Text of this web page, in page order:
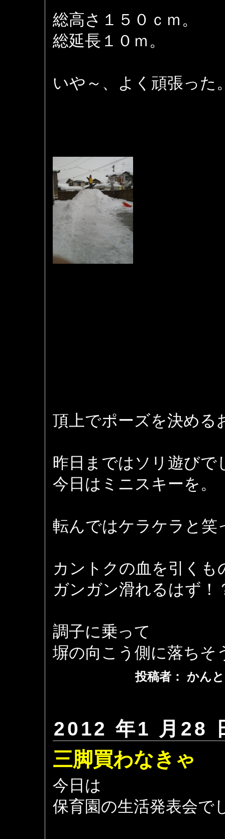
総高さ１５０ｃｍ。
総延長１０ｍ。
いや～、よく頑張った
頂上でポーズを決める
昨日まではソリ遊びで
今日はミニスキーを。
転んではケラケラと笑
カントクの血を引くも
ガンガン滑れるはず！
調子に乗って
塀の向こう側に落ちそ
投稿者： かん
2012 年1 月28
三脚買わなきゃ
今日は
保育園の生活発表会で